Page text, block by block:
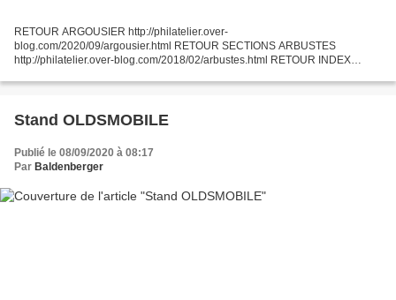
RETOUR ARGOUSIER http://philatelier.over-
blog.com/2020/09/argousier.html RETOUR SECTIONS ARBUSTES
http://philatelier.over-blog.com/2018/02/arbustes.html RETOUR INDEX
herbier-philateliq...
Stand OLDSMOBILE
Publié le 08/09/2020 à 08:17
Par Baldenberger